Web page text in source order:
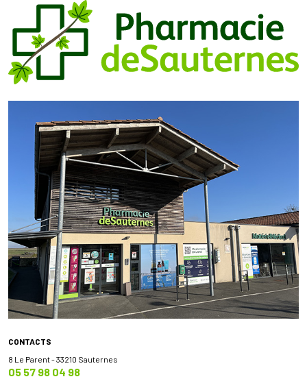
CONTACTS
8 Le Parent - 33210 Sauternes
05 57 98 04 98